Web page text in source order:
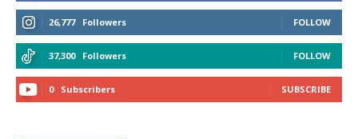
26,777 Followers FOLLOW
37,300 Followers FOLLOW
0 Subscribers SUBSCRIBE